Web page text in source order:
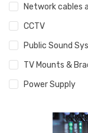
Network cables
CCTV
Public Sound
TV Mounts &
Power Supply